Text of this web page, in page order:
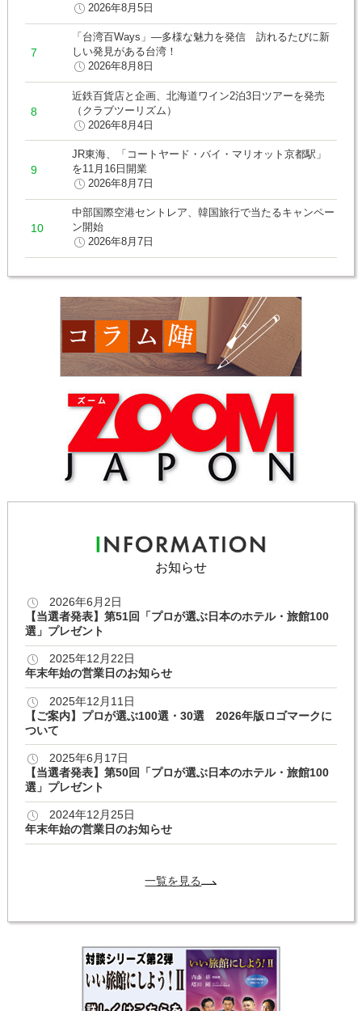
2026年8月5日
「台湾百Ways」―多様な魅力を発信 訪れるたびに新
しい発見がある台湾！
2026年8月8日
近鉄百貨店と企画、北海道ワイン2泊3日ツアーを発売
（クラブツーリズム）
2026年8月4日
JR東海、「コートヤード・バイ・マリオット京都駅」
を11月16日開業
2026年8月7日
中部国際空港セントレア、韓国旅行で当たるキャンペー
ン開始
2026年8月7日
お知らせ
2026年6月2日
【当選者発表】第51回「プロが選ぶ日本のホテル・旅館100
選」プレゼント
2025年12月22日
年末年始の営業日のお知らせ
2025年12月11日
【ご案内】プロが選ぶ100選・30選 2026年版ロゴマークに
ついて
2025年6月17日
【当選者発表】第50回「プロが選ぶ日本のホテル・旅館100
選」プレゼント
2024年12月25日
年末年始の営業日のお知らせ
一覧を見る